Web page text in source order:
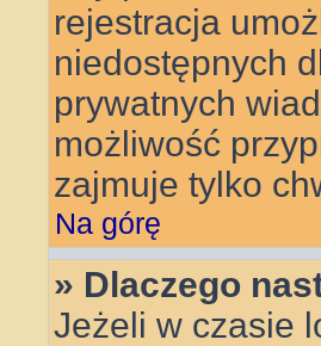
rejestracja
niedostępnych
prywatnych
możliwość
zajmuje tylko
Na górę
» Dlaczego
Jeżeli w czasie